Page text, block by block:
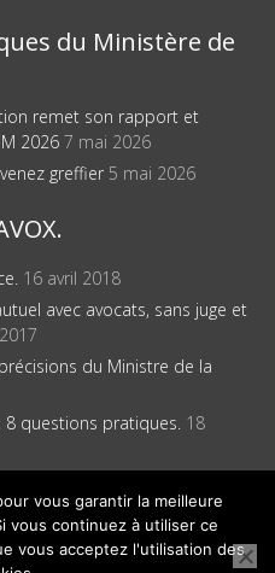
du Ministère de
remet son rapport et
2026 7 mai 2026
greffier 5 mai 2026
16 avril 2018
avec avocats, sans juge et
du Ministre de la
questions pratiques. 18
vous garantir la meilleure
vous continuez à utiliser ce
vous acceptez l'utilisation des